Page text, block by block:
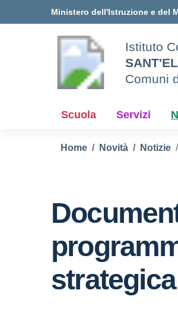
Ministero dell'Istruzione e del
Istituto
Comuni
Scuola Servizi
Home Novità Notizie